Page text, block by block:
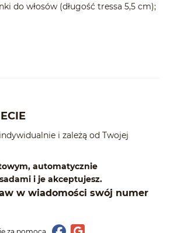
do włosów (długość tressa 5,5 cm);
i zależą od Twojej
automatycznie
i je akceptujesz.
w wiadomości swój numer